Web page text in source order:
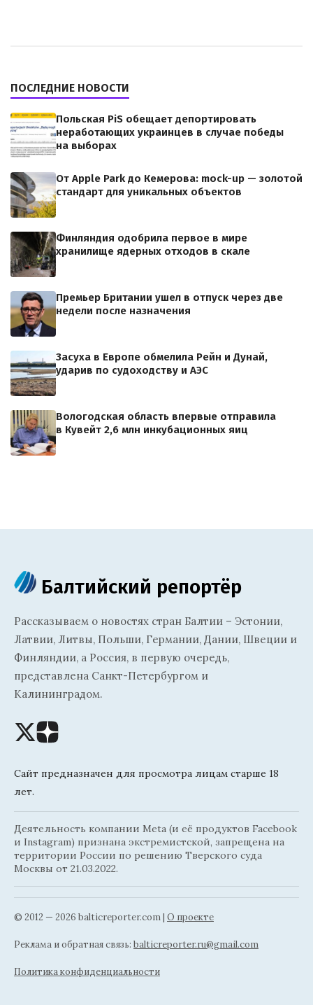
ПОСЛЕДНИЕ НОВОСТИ
Польская PiS обещает депортировать
неработающих украинцев в случае победы
на выборах
От Apple Park до Кемерова: mock-up — золотой
стандарт для уникальных объектов
Финляндия одобрила первое в мире
хранилище ядерных отходов в скале
Премьер Британии ушел в отпуск через две
недели после назначения
Засуха в Европе обмелила Рейн и Дунай,
ударив по судоходству и АЭС
Вологодская область впервые отправила
в Кувейт 2,6 млн инкубационных яиц
Балтийский репортёр
Рассказываем о новостях стран Балтии – Эстонии,
Латвии, Литвы, Польши, Германии, Дании, Швеции и
Финляндии, а Россия, в первую очередь,
представлена Санкт-Петербургом и
Калининградом.
Сайт предназначен для просмотра лицам старше 18
лет.
Деятельность компании Meta (и её продуктов Facebook
и Instagram) признана экстремистской, запрещена на
территории России по решению Тверского суда
Москвы от 21.03.2022.
© 2012 — 2026 balticreporter.com | О проекте
Реклама и обратная связь: balticreporter.ru@gmail.com
Политика конфиденциальности